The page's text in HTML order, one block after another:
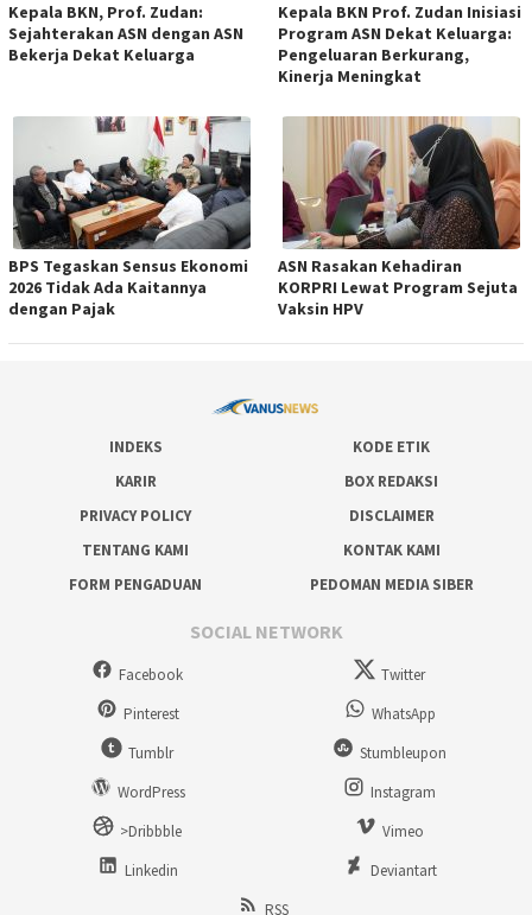
Kepala BKN, Prof. Zudan:
Sejahterakan ASN dengan ASN
Bekerja Dekat Keluarga
Kepala BKN Prof. Zudan Inisiasi
Program ASN Dekat Keluarga:
Pengeluaran Berkurang,
Kinerja Meningkat
BPS Tegaskan Sensus Ekonomi
2026 Tidak Ada Kaitannya
dengan Pajak
ASN Rasakan Kehadiran
KORPRI Lewat Program Sejuta
Vaksin HPV
INDEKS
KODE ETIK
KARIR
BOX REDAKSI
PRIVACY POLICY
DISCLAIMER
TENTANG KAMI
KONTAK KAMI
FORM PENGADUAN
PEDOMAN MEDIA SIBER
SOCIAL NETWORK
Facebook
Twitter
Pinterest
WhatsApp
Tumblr
Stumbleupon
WordPress
Instagram
>Dribbble
Vimeo
Linkedin
Deviantart
RSS